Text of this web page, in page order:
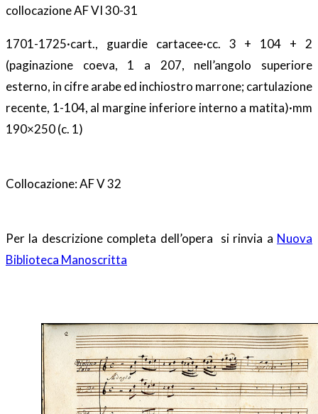
collocazione AF VI 30-31
1701-1725·cart., guardie cartacee·cc. 3 + 104 + 2
(paginazione coeva, 1 a 207, nell’angolo superiore
esterno, in cifre arabe ed inchiostro marrone; cartulazione
recente, 1-104, al margine inferiore interno a matita)·mm
190×250 (c. 1)
Collocazione: AF V 32
Per la descrizione completa dell’opera si rinvia a Nuova
Biblioteca Manoscritta